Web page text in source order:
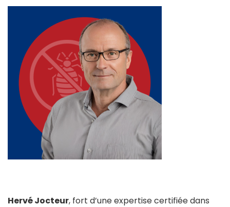
Hervé Jocteur, fort d’une expertise certifiée dans